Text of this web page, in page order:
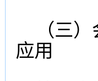
（三）
应用